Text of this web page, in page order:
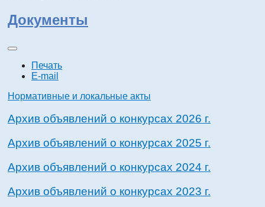
Документы
Печать
E-mail
Нормативные и локальные акты
Архив объявлений о конкурсах 2026 г.
Архив объявлений о конкурсах 2025 г.
Архив объявлений о конкурсах 2024 г.
Архив объявлений о конкурсах 2023 г.